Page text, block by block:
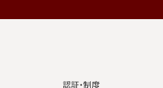
認証・制度